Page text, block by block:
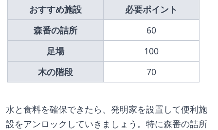
おすすめ施設
必要ポイント
森番の詰所
60
足場
100
木の階段
70
水と食料を確保できたら、発明家を設置して便利施
設をアンロックしていきましょう。特に森番の詰所